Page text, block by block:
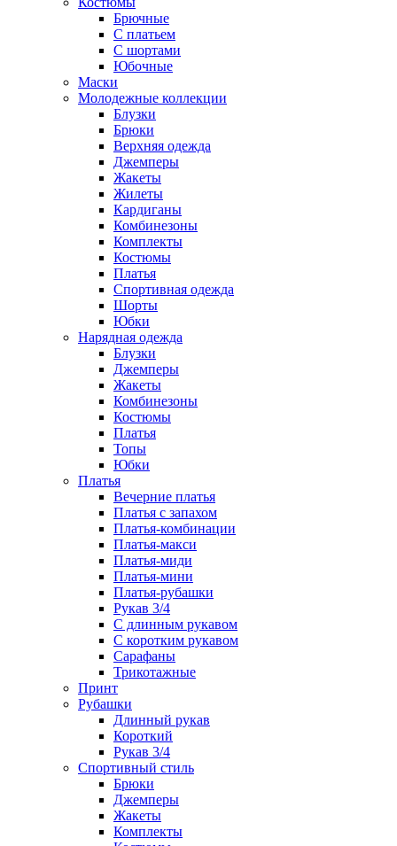
Брючные
С платьем
С шортами
Юбочные
Маски
Молодежные коллекции
Блузки
Брюки
Верхняя одежда
Джемперы
Жакеты
Жилеты
Кардиганы
Комбинезоны
Комплекты
Костюмы
Платья
Спортивная одежда
Шорты
Юбки
Нарядная одежда
Блузки
Джемперы
Жакеты
Комбинезоны
Костюмы
Платья
Топы
Юбки
Платья
Вечерние платья
Платья с запахом
Платья-комбинации
Платья-макси
Платья-миди
Платья-мини
Платья-рубашки
Рукав 3/4
С длинным рукавом
С коротким рукавом
Сарафаны
Трикотажные
Принт
Рубашки
Длинный рукав
Короткий
Рукав 3/4
Спортивный стиль
Брюки
Джемперы
Жакеты
Комплекты